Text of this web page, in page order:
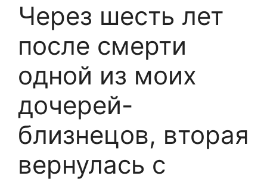
Через шесть лет
после смерти
одной из моих
дочерей-
близнецов, вторая
вернулась с